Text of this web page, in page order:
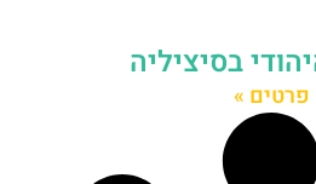
בסיציליה
פרטים »